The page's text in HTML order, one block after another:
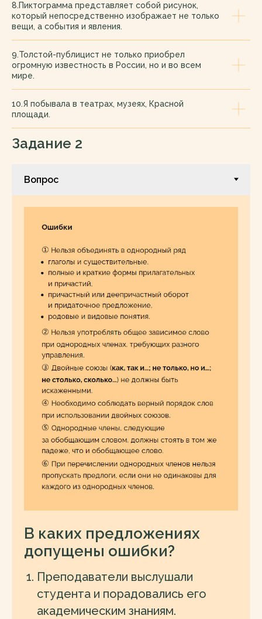
8.Пиктограмма представляет собой рисунок,
который непосредственно изображает не только
вещи, а события и явления.
9.Толстой-публицист не только приобрел
огромную известность в России, но и во всем
мире.
10.Я побывала в театрах, музеях, Красной
площади.
Задание 2
В каких предложениях
допущены ошибки?
Преподаватели выслушали
студента и порадовались его
академическим знаниям.